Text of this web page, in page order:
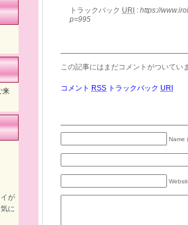
トラックバック URI : https://
p=995
この記事にはまだコメントがついてい
コメント RSS トラックバック URI
Name
来
が
に